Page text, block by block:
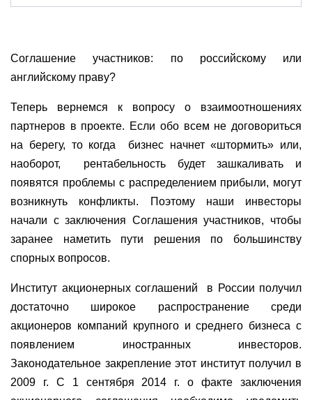
Соглашение участников: по российскому или
английскому праву?
Теперь вернемся к вопросу о взаимоотношениях
партнеров в проекте. Если обо всем не договориться
на берегу, то когда
бизнес начнет «штормить» или,
наоборот,
рентабельность будет зашкаливать и
появятся проблемы с распределением прибыли, могут
возникнуть конфликты. Поэтому наши инвесторы
начали с заключения Соглашения участников, чтобы
заранее наметить пути решения по большинству
спорных вопросов.
Институт акционерных соглашений
в России получил
достаточно широкое распространение среди
акционеров компаний крупного и среднего бизнеса с
появлением иностранных инвесторов.
Законодательное закрепление этот институт получил в
2009 г. С 1 сентября 2014 г. о факте заключения